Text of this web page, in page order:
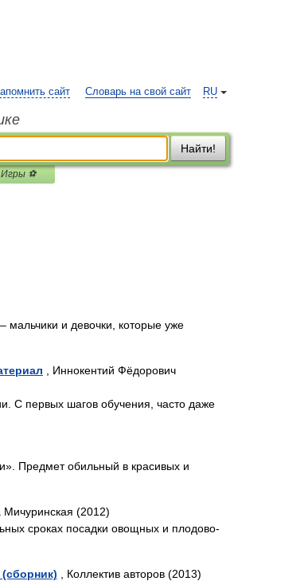
RU
сайт Словарь на свой сайт
Найти!
Игры ⚽
и девочки, которые уже
, Иннокентий Фёдорович
С первых шагов обучения, часто даже
Предмет обильный в красивых и
Мичуринская (2012)
сроках посадки овощных и плодово-
, Коллектив авторов (2013)